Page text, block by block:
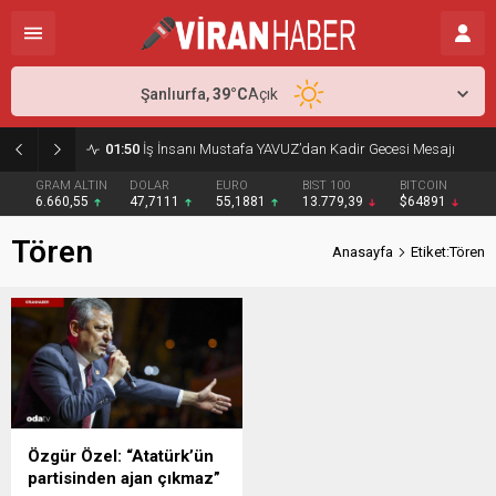
01:50 İş İnsanı Mustafa YAVUZ’dan Kadir Gecesi Mesajı
GRAM ALTIN
6.660,55
DOLAR
47,7111
EURO
55,1881
BIST 100
13.779,39
BITCOIN
$64891
Şanlıurfa,39°CAçık
Tören Anasayfa Etiket:Tören
Özgür Özel: “Atatürk’ün
partisinden ajan çıkmaz”